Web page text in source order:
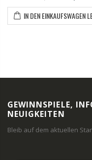
IN DEN EINKAUFSWAGEN
GEWINNSPIELE,
NEUIGKEITEN
Bleib auf dem aktuellen